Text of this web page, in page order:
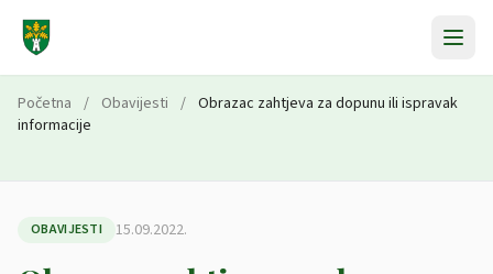
Početna / Obavijesti / Obrazac zahtjeva za dopunu ili ispravak
informacije
OBAVIJESTI 15.09.2022.